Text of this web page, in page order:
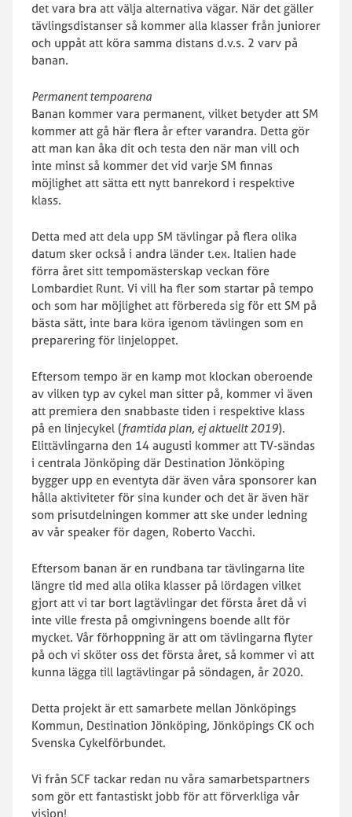
det vara bra att välja alternativa vägar. När det gäller
tävlingsdistanser så kommer alla klasser från juniorer
och uppåt att köra samma distans d.v.s. 2 varv på
banan.
Permanent tempoarena
Banan kommer vara permanent, vilket betyder att SM
kommer att gå här flera år efter varandra. Detta gör
att man kan åka dit och testa den när man vill och
inte minst så kommer det vid varje SM finnas
möjlighet att sätta ett nytt banrekord i respektive
klass.
Detta med att dela upp SM tävlingar på flera olika
datum sker också i andra länder t.ex. Italien hade
förra året sitt tempomästerskap veckan före
Lombardiet Runt. Vi vill ha fler som startar på tempo
och som har möjlighet att förbereda sig för ett SM på
bästa sätt, inte bara köra igenom tävlingen som en
preparering för linjeloppet.
Eftersom tempo är en kamp mot klockan oberoende
av vilken typ av cykel man sitter på, kommer vi även
att premiera den snabbaste tiden i respektive klass
på en linjecykel (framtida plan, ej aktuellt 2019).
Elittävlingarna den 14 augusti kommer att TV-sändas
i centrala Jönköping där Destination Jönköping
bygger upp en eventyta där även våra sponsorer kan
hålla aktiviteter för sina kunder och det är även här
som prisutdelningen kommer att ske under ledning
av vår speaker för dagen, Roberto Vacchi.
Eftersom banan är en rundbana tar tävlingarna lite
längre tid med alla olika klasser på lördagen vilket
gjort att vi tar bort lagtävlingar det första året då vi
inte ville fresta på omgivningens boende allt för
mycket. Vår förhoppning är att om tävlingarna flyter
på och vi sköter oss det första året, så kommer vi att
kunna lägga till lagtävlingar på söndagen, år 2020.
Detta projekt är ett samarbete mellan Jönköpings
Kommun, Destination Jönköping, Jönköpings CK och
Svenska Cykelförbundet.
Vi från SCF tackar redan nu våra samarbetspartners
som gör ett fantastiskt jobb för att förverkliga vår
vision!